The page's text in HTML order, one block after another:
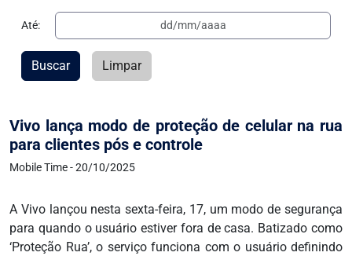
Vivo lança modo de proteção de celular na rua
para clientes pós e controle
Mobile Time - 20/10/2025
A Vivo lançou nesta sexta-feira, 17, um modo de segurança
para quando o usuário estiver fora de casa. Batizado como
‘Proteção Rua’, o serviço funciona com o usuário definindo
Até:
Buscar Limpar